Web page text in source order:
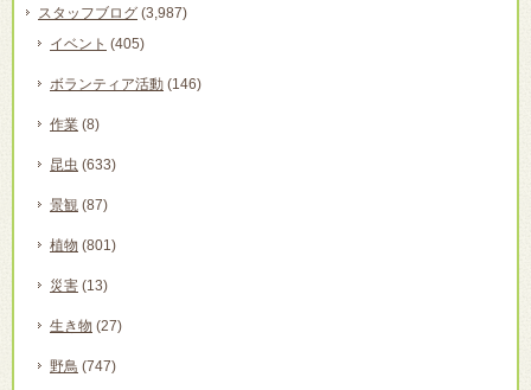
スタッフブログ (3,987)
イベント (405)
ボランティア活動 (146)
作業 (8)
昆虫 (633)
景観 (87)
植物 (801)
災害 (13)
生き物 (27)
野鳥 (747)